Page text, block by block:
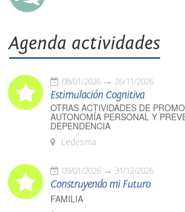
Agenda actividades
08/01/2026 26/11/2026
Estimulación Cognitiva
OTRAS ACTIVIDADES DE
AUTONOMÍA PERSONAL Y
DEPENDENCIA
Ledesma
09/01/2026 31/12/2026
Construyendo mi Futuro
FAMILIA